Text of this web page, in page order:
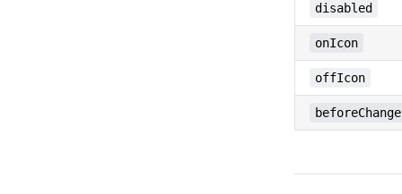
disabled
onIcon
offIcon
beforeChange